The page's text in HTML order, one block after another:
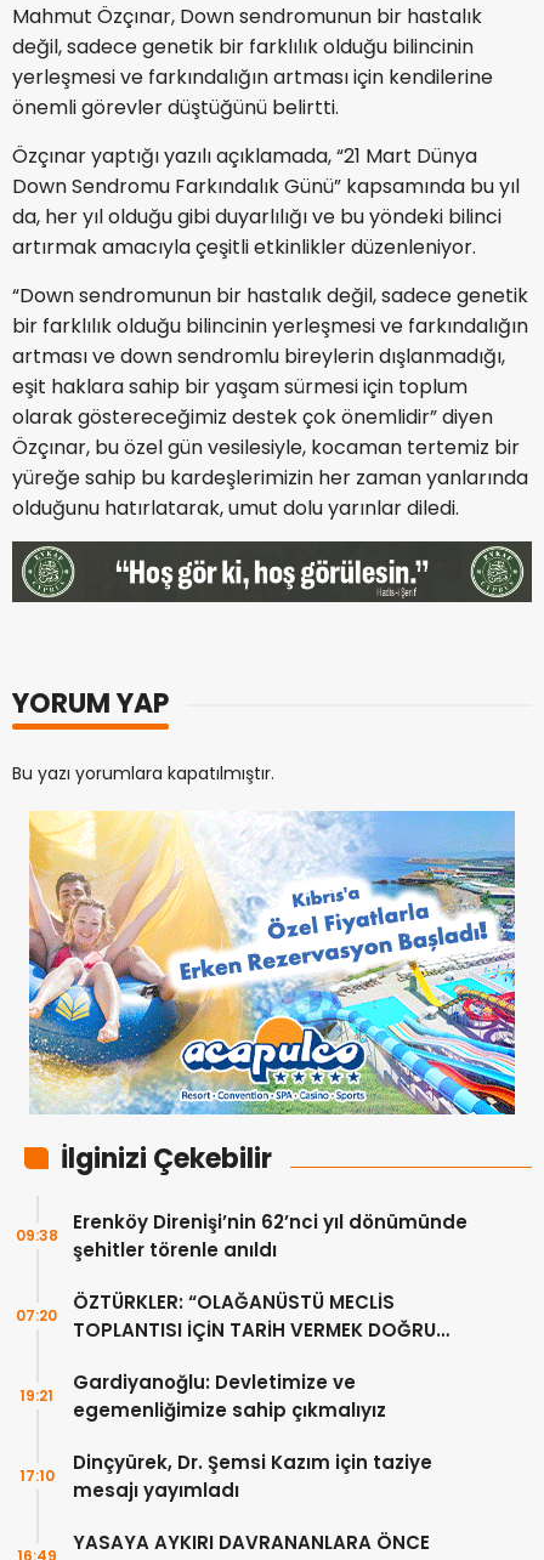
Mahmut Özçınar, Down sendromunun bir hastalık
değil, sadece genetik bir farklılık olduğu bilincinin
yerleşmesi ve farkındalığın artması için kendilerine
önemli görevler düştüğünü belirtti.
Özçınar yaptığı yazılı açıklamada, “21 Mart Dünya
Down Sendromu Farkındalık Günü” kapsamında bu yıl
da, her yıl olduğu gibi duyarlılığı ve bu yöndeki bilinci
artırmak amacıyla çeşitli etkinlikler düzenleniyor.
“Down sendromunun bir hastalık değil, sadece genetik
bir farklılık olduğu bilincinin yerleşmesi ve farkındalığın
artması ve down sendromlu bireylerin dışlanmadığı,
eşit haklara sahip bir yaşam sürmesi için toplum
olarak göstereceğimiz destek çok önemlidir” diyen
Özçınar, bu özel gün vesilesiyle, kocaman tertemiz bir
yüreğe sahip bu kardeşlerimizin her zaman yanlarında
olduğunu hatırlatarak, umut dolu yarınlar diledi.
YORUM YAP
Bu yazı yorumlara kapatılmıştır.
İlginizi Çekebilir
Erenköy Direnişi’nin 62’nci yıl dönümünde
şehitler törenle anıldı
09:38
ÖZTÜRKLER: “OLAĞANÜSTÜ MECLİS
TOPLANTISI İÇİN TARİH VERMEK DOĞRU
07:20
Gardiyanoğlu: Devletimize ve
egemenliğimize sahip çıkmalıyız
19:21
Dinçyürek, Dr. Şemsi Kazım için taziye
mesajı yayımladı
17:10
YASAYA AYKIRI DAVRANANLARA ÖNCE
16:49